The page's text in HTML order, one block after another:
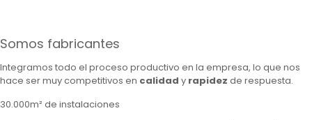
Somos fabricantes
Integramos todo el proceso productivo en la empresa, lo que nos
hace ser muy competitivos en calidad y rapidez de respuesta.
30.000m² de instalaciones